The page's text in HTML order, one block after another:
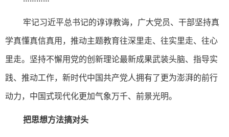
牢记习近平总书记的谆谆教诲，广大党员、干部坚持真
学真懂真信真用，推动主题教育往深里走、往实里走、往心
里走。坚持不懈用党的创新理论最新成果武装头脑、指导实
践、推动工作，新时代中国共产党人拥有了更为澎湃的前行
动力，中国式现代化更加气象万千、前景光明。
把思想方法搞对头